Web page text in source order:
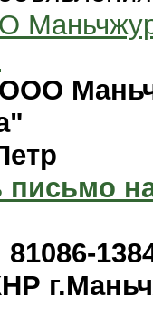
ООО
письмо
81086-